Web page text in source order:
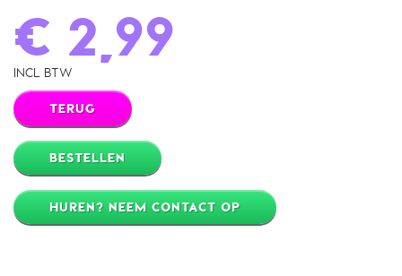
€ 2,99
INCL BTW
TERUG
BESTELLEN
HUREN? NEEM CONTACT OP